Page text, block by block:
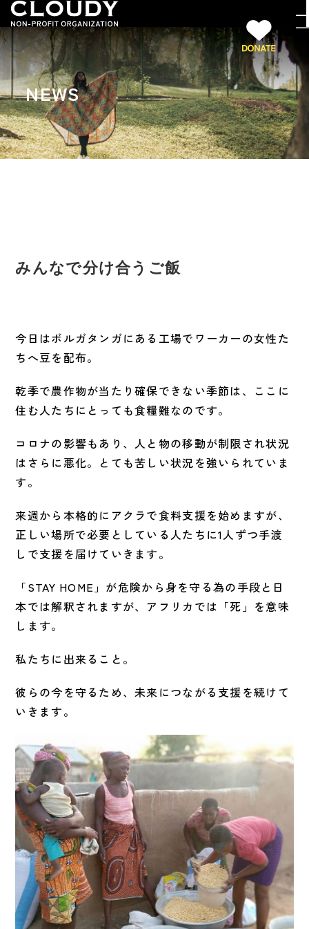
NEWS
みんなで分け合うご飯
今日はボルガタンガにある工場でワーカーの女性た
ちへ豆を配布。
乾季で農作物が当たり確保できない季節は、ここに
住む人たちにとっても食糧難なのです。
コロナの影響もあり、人と物の移動が制限され状況
はさらに悪化。とても苦しい状況を強いられていま
す。
来週から本格的にアクラで食料支援を始めますが、
正しい場所で必要としている人たちに1人ずつ手渡
しで支援を届けていきます。
「STAY HOME」が危険から身を守る為の手段と日
本では解釈されますが、アフリカでは「死」を意味
します。
私たちに出来ること。
彼らの今を守るため、未来につながる支援を続けて
いきます。